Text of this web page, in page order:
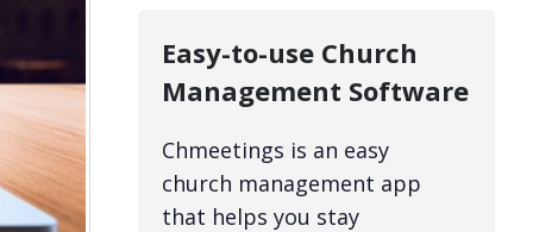
Easy-to-use Church
Management Software
Chmeetings is an easy
church management app
that helps you stay